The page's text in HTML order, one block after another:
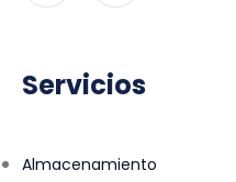
Servicios
Almacenamiento